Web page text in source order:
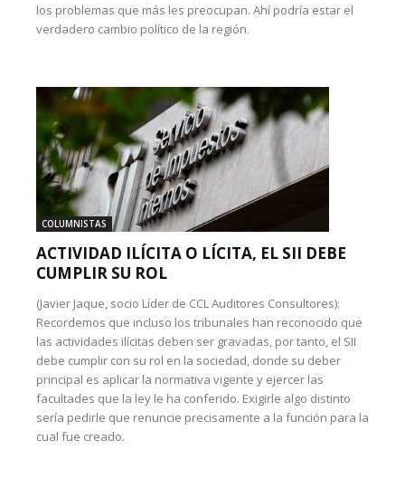
los problemas que más les preocupan. Ahí podría estar el
verdadero cambio político de la región.
COLUMNISTAS
ACTIVIDAD ILÍCITA O LÍCITA, EL SII DEBE
CUMPLIR SU ROL
(Javier Jaque, socio Líder de CCL Auditores Consultores):
Recordemos que incluso los tribunales han reconocido que
las actividades ilícitas deben ser gravadas, por tanto, el SII
debe cumplir con su rol en la sociedad, donde su deber
principal es aplicar la normativa vigente y ejercer las
facultades que la ley le ha conferido. Exigirle algo distinto
sería pedirle que renuncie precisamente a la función para la
cual fue creado.